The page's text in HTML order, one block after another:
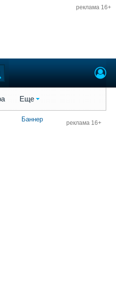
реклама 16+
Еще
реклама 16+